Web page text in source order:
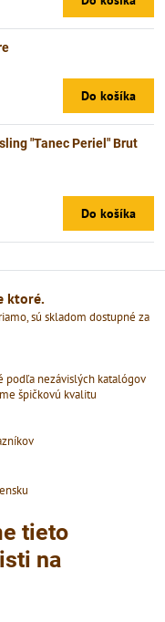
Do košíka
"Tanec Periel" Brut
Do košíka
ktoré​.
sú skladom dostupné za
podľa nezávislých katalógov
špičkovú kvalitu
tieto
na